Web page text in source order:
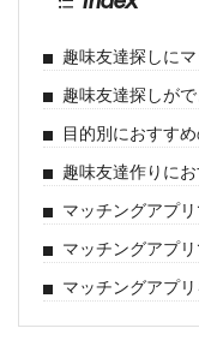
趣味友達探しに
趣味友達探しが
目的別におすす
趣味友達作りに
マッチングアプ
マッチングアプ
マッチングアプ